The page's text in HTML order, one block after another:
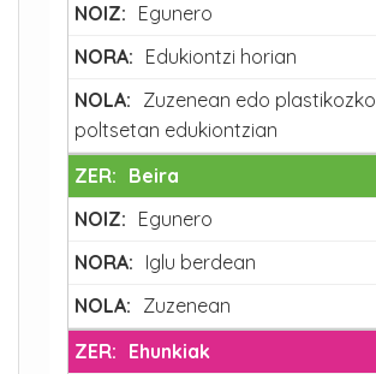
Egunero
Edukiontzi horian
Zuzenean edo plastikozko
poltsetan edukiontzian
Beira
Egunero
Iglu berdean
Zuzenean
Ehunkiak